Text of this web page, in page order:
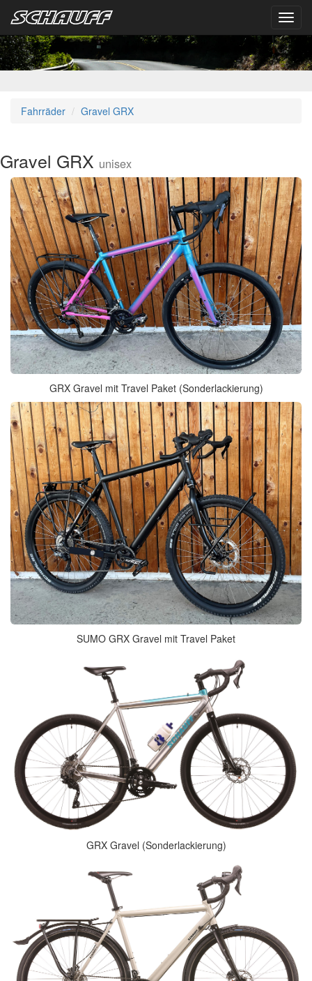
Fahrräder Gravel GRX
Gravel GRX unisex
GRX Gravel mit Travel Paket (Sonderlackierung)
SUMO GRX Gravel mit Travel Paket
GRX Gravel (Sonderlackierung)